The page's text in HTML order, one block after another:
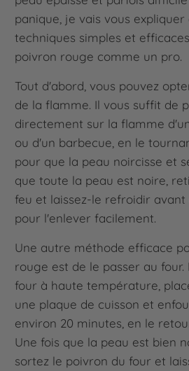
panique, je vais vous expliquer
techniques simples et
poivron rouge comme un pro.
Tout d'abord, vous pouvez
de la flamme. Il vous suffit de
directement sur la flamme
ou d'un barbecue, en le
pour que la peau noircisse et
que toute la peau est noire,
feu et laissez-le refroidir
pour l'enlever facilement.
Une autre méthode efficace
rouge est de le passer au
four à haute température,
une plaque de cuisson et
environ 20 minutes, en le
Une fois que la peau est bien
sortez le poivron du four et